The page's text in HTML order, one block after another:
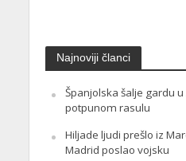
Najnoviji članci
Španjolska šalje gardu
potpunom rasulu
Hiljade ljudi prešlo iz
Madrid poslao vojsku